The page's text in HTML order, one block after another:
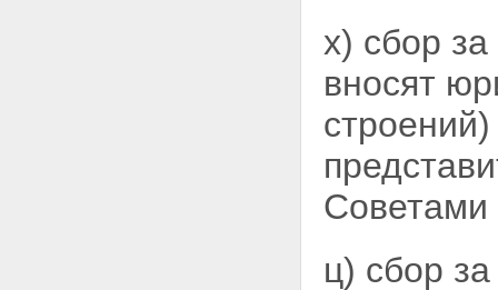
х) сбор
вносят
Советами
ц) сбор